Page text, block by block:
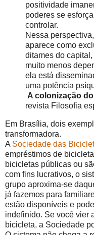
positividade
poderes se
controlar.
Nessa
aparece como
ditames do
muito menos
ela está
uma potência
A colonização
revista Filosofia
Em Brasília, dois
transformadora.
A Sociedade das
empréstimos de
bicicletas públicas ou
com fins lucrativos, o
grupo aproxima-se
já fazemos para
estão disponíveis e
indefinido. Se você vier
bicicleta, a Sociedade